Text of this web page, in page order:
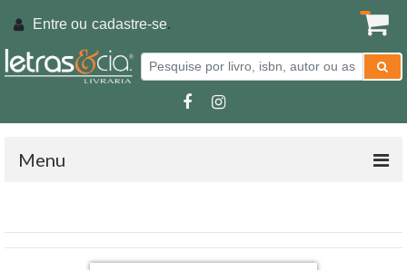
Entre ou cadastre-se.
Menu